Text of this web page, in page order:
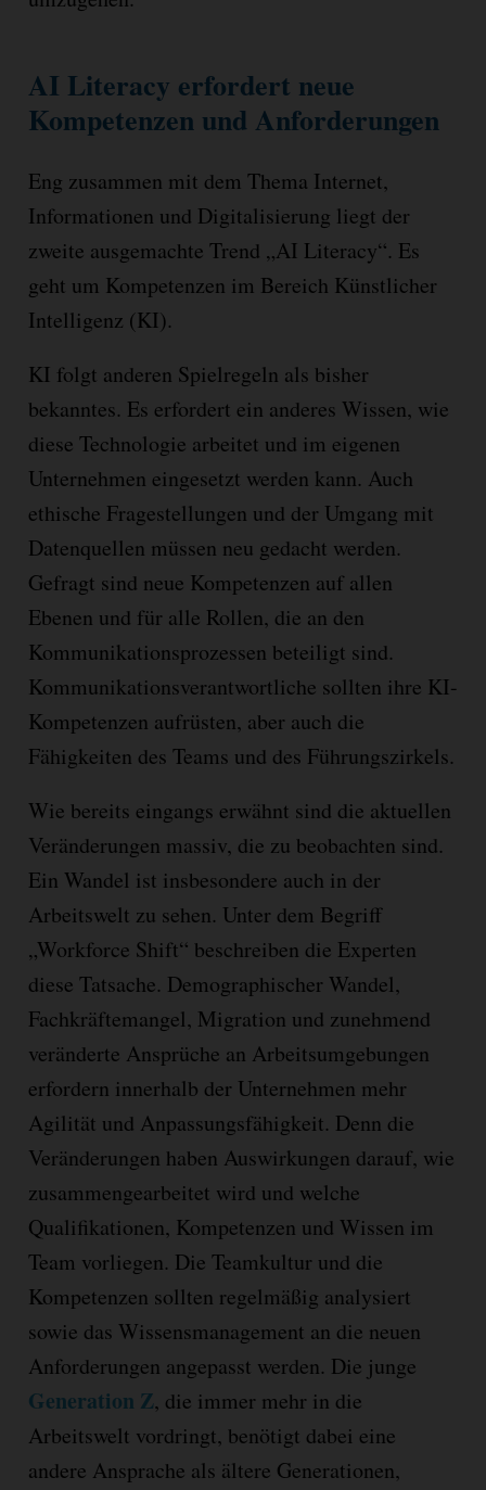
AI Literacy erfordert neue
Kompetenzen und Anforderungen
Eng zusammen mit dem Thema Internet,
Informationen und Digitalisierung liegt der
zweite ausgemachte Trend „AI Literacy“. Es
geht um Kompetenzen im Bereich Künstlicher
Intelligenz (KI).
KI folgt anderen Spielregeln als bisher
bekanntes. Es erfordert ein anderes Wissen, wie
diese Technologie arbeitet und im eigenen
Unternehmen eingesetzt werden kann. Auch
ethische Fragestellungen und der Umgang mit
Datenquellen müssen neu gedacht werden.
Gefragt sind neue Kompetenzen auf allen
Ebenen und für alle Rollen, die an den
Kommunikationsprozessen beteiligt sind.
Kommunikationsverantwortliche sollten ihre KI-
Kompetenzen aufrüsten, aber auch die
Fähigkeiten des Teams und des Führungszirkels.
Wie bereits eingangs erwähnt sind die aktuellen
Veränderungen massiv, die zu beobachten sind.
Ein Wandel ist insbesondere auch in der
Arbeitswelt zu sehen. Unter dem Begriff
„Workforce Shift“ beschreiben die Experten
diese Tatsache. Demographischer Wandel,
Fachkräftemangel, Migration und zunehmend
veränderte Ansprüche an Arbeitsumgebungen
erfordern innerhalb der Unternehmen mehr
Agilität und Anpassungsfähigkeit. Denn die
Veränderungen haben Auswirkungen darauf, wie
zusammengearbeitet wird und welche
Qualifikationen, Kompetenzen und Wissen im
Team vorliegen. Die Teamkultur und die
Kompetenzen sollten regelmäßig analysiert
sowie das Wissensmanagement an die neuen
Anforderungen angepasst werden. Die junge
Generation Z, die immer mehr in die
Arbeitswelt vordringt, benötigt dabei eine
andere Ansprache als ältere Generationen,